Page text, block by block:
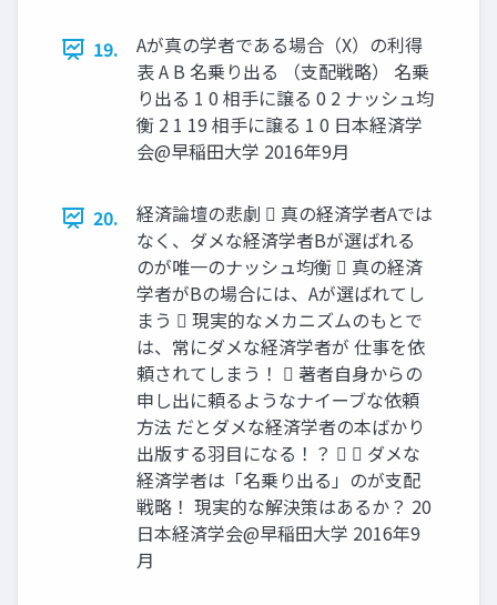
19.
Aが真の学者である場合（X）の利得
表 A B 名乗り出る （支配戦略） 名乗
り出る 1 0 相手に譲る 0 2 ナッシュ均
衡 2 1 19 相手に譲る 1 0 日本経済学
会@早稲田大学 2016年9月
20.
経済論壇の悲劇  真の経済学者Aでは
なく、ダメな経済学者Bが選ばれる
のが唯一のナッシュ均衡  真の経済
学者がBの場合には、Aが選ばれてし
まう  現実的なメカニズムのもとで
は、常にダメな経済学者が 仕事を依
頼されてしまう！  著者自身からの
申し出に頼るようなナイーブな依頼
方法 だとダメな経済学者の本ばかり
出版する羽目になる！？   ダメな
経済学者は「名乗り出る」のが支配
戦略！ 現実的な解決策はあるか？ 20
日本経済学会@早稲田大学 2016年9
月